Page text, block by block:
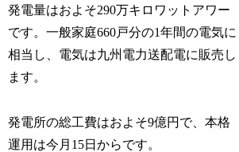
発電量はおよそ290万キロワットアワー
です。一般家庭660戸分の1年間の電気に
相当し、電気は九州電力送配電に販売し
ます。
発電所の総工費はおよそ9億円で、本格
運用は今月15日からです。